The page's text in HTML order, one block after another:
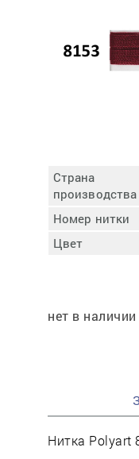
Страна
производства
Номер нитки
Цвет
нет в наличии
Нитка Polyart